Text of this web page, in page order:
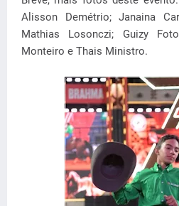
Alisson Demétrio; Janaina
Mathias Losonczi; Guizy
Monteiro e Thais Ministro.